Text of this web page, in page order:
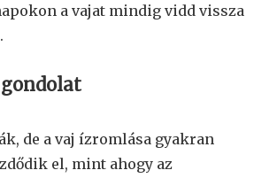
a vajat mindig vidd vissza
gondolat
de a vaj ízromlása gyakran
el, mint ahogy az